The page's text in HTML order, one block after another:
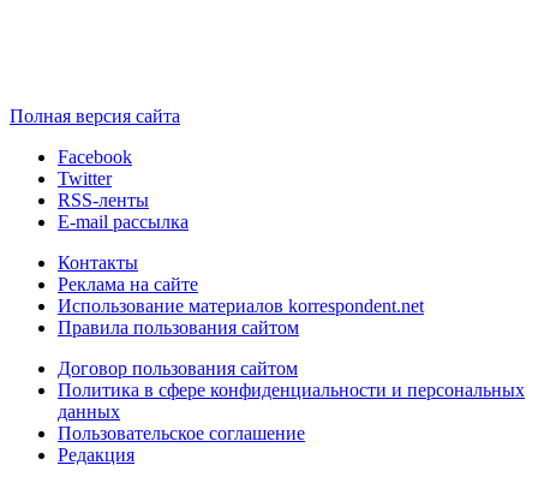
Полная версия сайта
Facebook
Twitter
RSS-ленты
E-mail рассылка
Контакты
Реклама на сайте
Использование материалов korrespondent.net
Правила пользования сайтом
Договор пользования сайтом
Политика в сфере конфиденциальности и персональных
данных
Пользовательское соглашение
Редакция